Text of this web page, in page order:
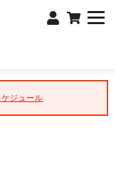
ケジュール